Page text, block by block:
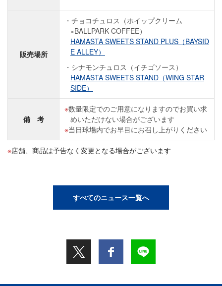
販売場所
チョコチュロス（ホイップクリーム
×BALLPARK COFFEE）
HAMASTA SWEETS STAND PLUS（BAYSID
E ALLEY）
シナモンチュロス（イチゴソース）
HAMASTA SWEETS STAND（WING STAR
SIDE）
備 考
数量限定でのご用意になりますのでお買い求
めいただけない場合がございます
当日球場内でお早目にお召し上がりください
店舗、商品は予告なく変更となる場合がございます
すべてのニュース一覧へ